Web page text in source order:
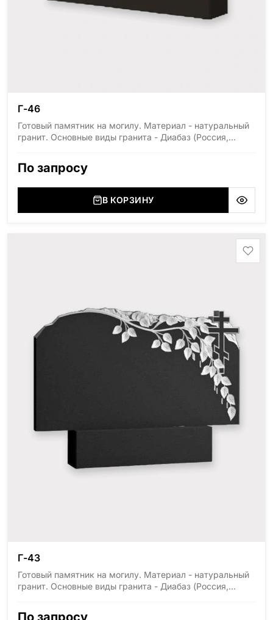
Г-46
Готовый памятник на могилу. Материал - натуральный
гранит. Основные виды гранита - Диабаз (Россия,
(Украина, Житомерская область), Лабродарит
(Украина, Житомерская область), Сюксюансаари
(Россия, Карелия), Амфиболит (Россия, Мурманская
минимальные стандартные размеры: Размер стеллы:
По запросу
В КОРЗИНУ
Г-43
Готовый памятник на могилу. Материал - натуральный
гранит. Основные виды гранита - Диабаз (Россия,
По запросу